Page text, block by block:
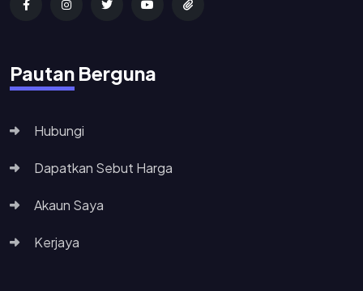
Pautan Berguna
Hubungi
Dapatkan Sebut Harga
Akaun Saya
Kerjaya